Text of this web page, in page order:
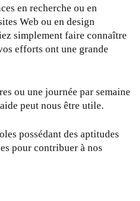
en recherche ou en
Web ou en design
simplement faire connaître
efforts ont une grande
ou une journée par semaine
peut nous être utile.
possédant des aptitudes
pour contribuer à nos